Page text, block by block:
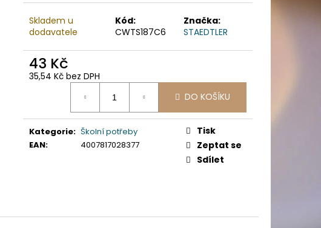
Skladem u
dodavatele
Kód:
CWTS187C6
Značka:
STAEDTLER
43 Kč
35,54 Kč bez DPH
DO KOŠÍKU
Kategorie: Školní potřeby
EAN: 4007817028377
Tisk
Zeptat se
Sdílet
Následující
SAMOLEPICÍ 70X37 MM POTISK